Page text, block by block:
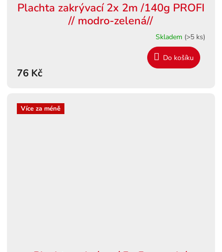
Plachta zakrývací 2x 2m /140g PROFI
// modro-zelená//
Skladem (>5 ks)
76 Kč
Do košíku
Více za méně